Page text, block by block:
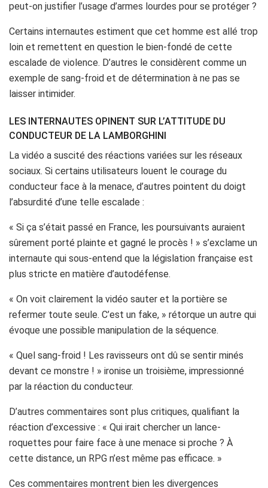
peut-on justifier l’usage d’armes lourdes pour se protéger ?
Certains internautes estiment que cet homme est allé trop
loin et remettent en question le bien-fondé de cette
escalade de violence. D’autres le considèrent comme un
exemple de sang-froid et de détermination à ne pas se
laisser intimider.
LES INTERNAUTES OPINENT SUR L’ATTITUDE DU
CONDUCTEUR DE LA LAMBORGHINI
La vidéo a suscité des réactions variées sur les réseaux
sociaux. Si certains utilisateurs louent le courage du
conducteur face à la menace, d’autres pointent du doigt
l’absurdité d’une telle escalade :
« Si ça s’était passé en France, les poursuivants auraient
sûrement porté plainte et gagné le procès ! » s’exclame un
internaute qui sous-entend que la législation française est
plus stricte en matière d’autodéfense.
« On voit clairement la vidéo sauter et la portière se
refermer toute seule. C’est un fake, » rétorque un autre qui
évoque une possible manipulation de la séquence.
« Quel sang-froid ! Les ravisseurs ont dû se sentir minés
devant ce monstre ! » ironise un troisième, impressionné
par la réaction du conducteur.
D’autres commentaires sont plus critiques, qualifiant la
réaction d’excessive : « Qui irait chercher un lance-
roquettes pour faire face à une menace si proche ? À
cette distance, un RPG n’est même pas efficace. »
Ces commentaires montrent bien les divergences